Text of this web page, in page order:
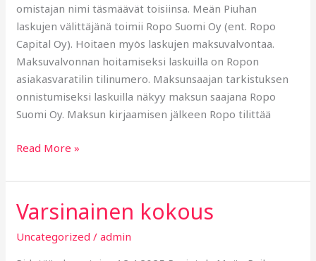
omistajan nimi täsmäävät toisiinsa. Meän Piuhan
laskujen välittäjänä toimii Ropo Suomi Oy (ent. Ropo
Capital Oy). Hoitaen myös laskujen maksuvalvontaa.
Maksuvalvonnan hoitamiseksi laskuilla on Ropon
asiakasvaratilin tilinumero. Maksunsaajan tarkistuksen
onnistumiseksi laskuilla näkyy maksun saajana Ropo
Suomi Oy. Maksun kirjaamisen jälkeen Ropo tilittää
Read More »
Varsinainen kokous
Uncategorized /admin
Varsinainen
kokous